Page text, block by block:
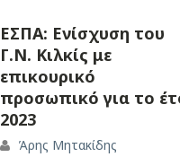
ΕΣΠΑ: Ενίσχυση του
Γ.Ν. Κιλκίς με
επικουρικό
προσωπικό για το
2023
Άρης Μητακίδης